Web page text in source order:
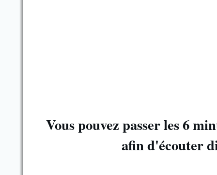
Vous pouvez passer les 6
afin d'écouter